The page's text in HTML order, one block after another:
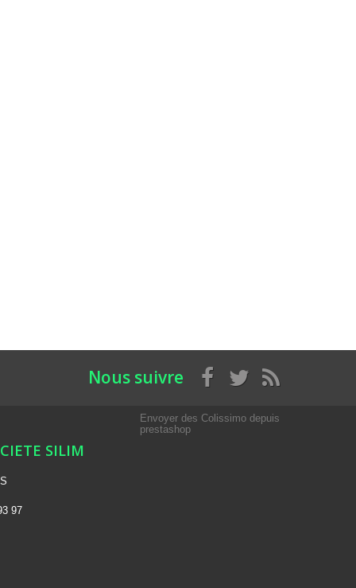
Nous suivre
SILIM
97
Envoyer des Colissimo depuis
prestashop